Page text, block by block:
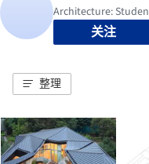
关注
整理